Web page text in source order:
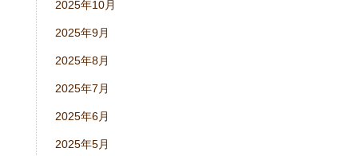
2025年10月
2025年9月
2025年8月
2025年7月
2025年6月
2025年5月